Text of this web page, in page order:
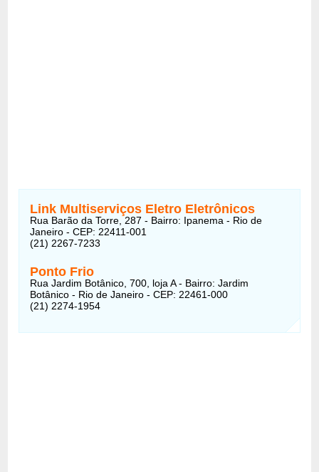
Link Multiserviços Eletro Eletrônicos
Rua Barão da Torre, 287 - Bairro: Ipanema - Rio de
Janeiro - CEP: 22411-001
(21) 2267-7233
Ponto Frio
Rua Jardim Botânico, 700, loja A - Bairro: Jardim
Botânico - Rio de Janeiro - CEP: 22461-000
(21) 2274-1954